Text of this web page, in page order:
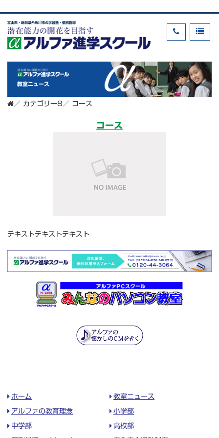
富山県・新潟県糸魚川市の学習塾・個別指導
教室ニュース
／ カテゴリー8 ／ コース
コース
テキストテキストテキスト
ホーム 教室ニュース
アルファの教育理念 小学部
中学部 高校部